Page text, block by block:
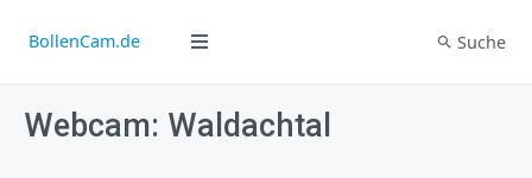
BollenCam.de Suche
Webcam: Waldachtal